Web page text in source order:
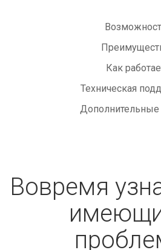
Как
Техническая
Дополнительные
Вовремя